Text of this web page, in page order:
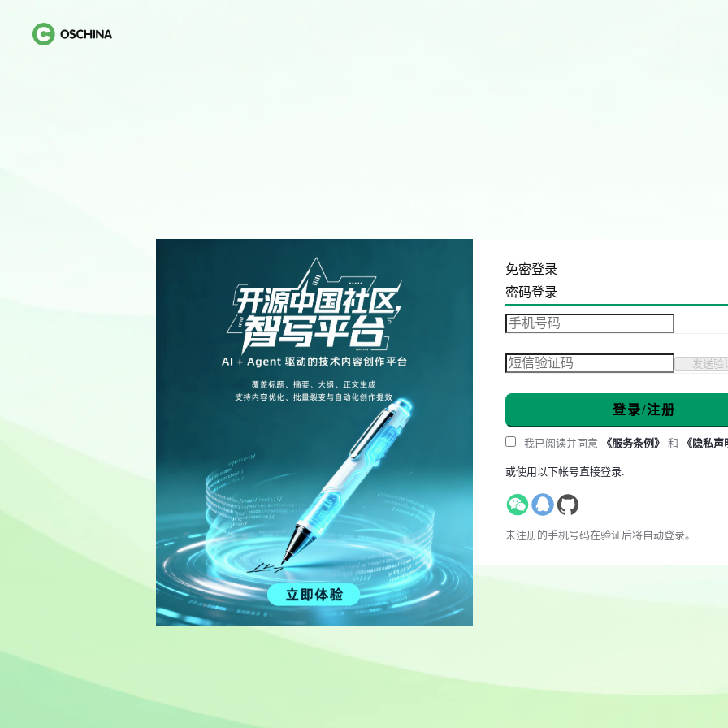
免密登录
密码登录
发送验
登录/注册
我已阅读并同意 《服务条例》 和 《隐私声
或使用以下帐号直接登录:
未注册的手机号码在验证后将自动登录。